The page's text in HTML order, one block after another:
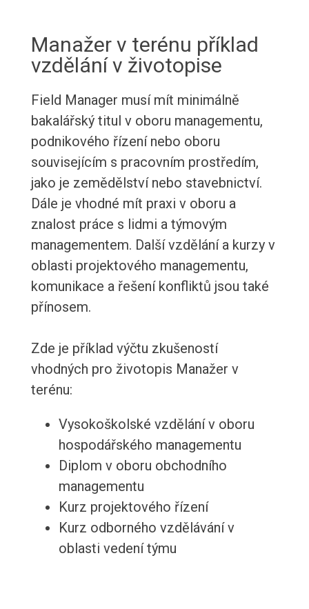
Manažer v terénu příklad
vzdělání v životopise
Field Manager musí mít minimálně
bakalářský titul v oboru managementu,
podnikového řízení nebo oboru
souvisejícím s pracovním prostředím,
jako je zemědělství nebo stavebnictví.
Dále je vhodné mít praxi v oboru a
znalost práce s lidmi a týmovým
managementem. Další vzdělání a kurzy v
oblasti projektového managementu,
komunikace a řešení konfliktů jsou také
přínosem.
Zde je příklad výčtu zkušeností
vhodných pro životopis Manažer v
terénu:
Vysokoškolské vzdělání v oboru
hospodářského managementu
Diplom v oboru obchodního
managementu
Kurz projektového řízení
Kurz odborného vzdělávání v
oblasti vedení týmu